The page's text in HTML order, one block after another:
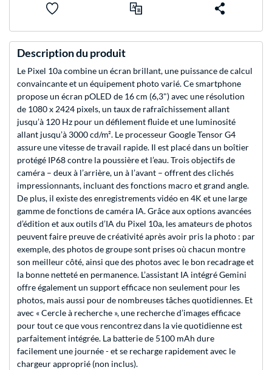
Description du produit
Le Pixel 10a combine un écran brillant, une puissance de calcul
convaincante et un équipement photo varié. Ce smartphone
propose un écran pOLED de 16 cm (6,3") avec une résolution
de 1080 x 2424 pixels, un taux de rafraîchissement allant
jusqu’à 120 Hz pour un défilement fluide et une luminosité
allant jusqu’à 3000 cd/m². Le processeur Google Tensor G4
assure une vitesse de travail rapide. Il est placé dans un boîtier
protégé IP68 contre la poussière et l’eau. Trois objectifs de
caméra – deux à l’arrière, un à l’avant – offrent des clichés
impressionnants, incluant des fonctions macro et grand angle.
De plus, il existe des enregistrements vidéo en 4K et une large
gamme de fonctions de caméra IA. Grâce aux options avancées
d’édition et aux outils d’IA du Pixel 10a, les amateurs de photos
peuvent faire preuve de créativité après avoir pris la photo : par
exemple, des photos de groupe sont prises où chacun montre
son meilleur côté, ainsi que des photos avec le bon recadrage et
la bonne netteté en permanence. L’assistant IA intégré Gemini
offre également un support efficace non seulement pour les
photos, mais aussi pour de nombreuses tâches quotidiennes. Et
avec « Cercle à recherche », une recherche d’images efficace
pour tout ce que vous rencontrez dans la vie quotidienne est
parfaitement intégrée. La batterie de 5100 mAh dure
facilement une journée - et se recharge rapidement avec le
chargeur approprié (non inclus).